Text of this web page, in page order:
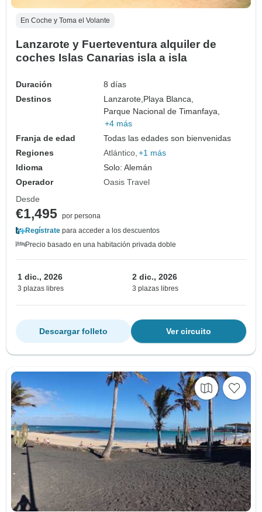
En Coche y Toma el Volante
Lanzarote y Fuerteventura alquiler de
coches Islas Canarias isla a isla
Duración
8 días
Destinos
Lanzarote,Playa Blanca,
Parque Nacional de Timanfaya,
+4 más
Franja de edad
Todas las edades son bienvenidas
Regiones
Atlántico +1 más
Idioma
Solo: Alemán
Operador
Oasis Travel
Desde
€1,495 por persona
Regístrate para acceder a los descuentos
Precio basado en una habitación privada doble
1 dic., 2026
3 plazas libres
2 dic., 2026
3 plazas libres
Ver circuito
Descargar folleto